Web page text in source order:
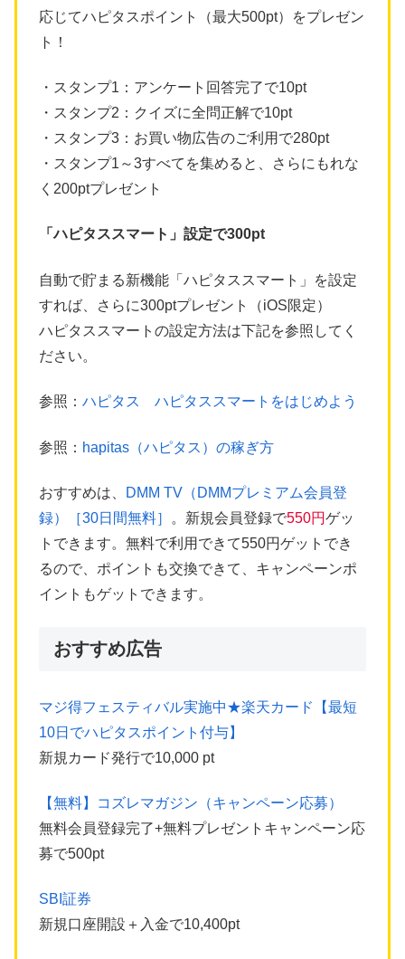
応じてハピタスポイント（最大500pt）をプレゼン
ト！
・スタンプ1：アンケート回答完了で10pt
・スタンプ2：クイズに全問正解で10pt
・スタンプ3：お買い物広告のご利用で280pt
・スタンプ1～3すべてを集めると、さらにもれな
く200ptプレゼント
「ハピタススマート」設定で300pt
自動で貯まる新機能「ハピタススマート」を設定
すれば、さらに300ptプレゼント（iOS限定）
ハピタススマートの設定方法は下記を参照してく
ださい。
参照： ハピタス ハピタススマートをはじめよう
参照： hapitas（ハピタス）の稼ぎ方
おすすめは、
DMM TV（DMMプレミアム会員登
録）［30日間無料］
。新規会員登録で550円ゲッ
トできます。無料で利用できて550円ゲットでき
るので、ポイントも交換できて、キャンペーンポ
イントもゲットできます。
おすすめ広告
マジ得フェスティバル実施中★楽天カード【最短
10日でハピタスポイント付与】
新規カード発行で10,000 pt
【無料】コズレマガジン（キャンペーン応募）
無料会員登録完了+無料プレゼントキャンペーン応
募で500pt
SBI証券
新規口座開設＋入金で10,400pt